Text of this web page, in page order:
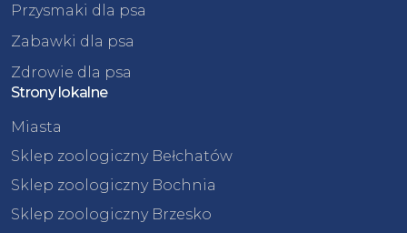
Przysmaki dla psa
Zabawki dla psa
Zdrowie dla psa
Strony lokalne
Miasta
Sklep zoologiczny Bełchatów
Sklep zoologiczny Bochnia
Sklep zoologiczny Brzesko